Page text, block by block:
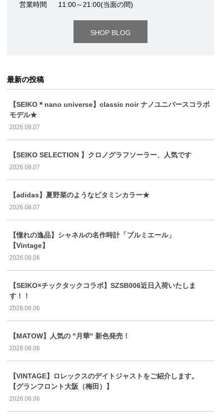
営業時間 11:00～21:00(当面の間)
SHOP BLOG
最新の投稿
【SEIKO＊nano universe】classic noir ナノユニバースコラボ
モデル★
2026.08.07
【SEIKO SELECTION 】クロノグラフソーラー、人気です
2026.08.07
【adidas】夏野菜のようなビタミンカラー★
2026.08.07
【憧れの逸品】シャネルの名作時計「プルミエール」
【Vintage】
2026.08.06
【SEIKO×チックタックコラボ】SZSB006近日入荷いたしま
す！！
2026.08.06
【MATOW】人気の "月華" 新色発売！
2026.08.06
【VINTAGE】ロレックスのデイトジャストをご紹介します。
【グランフロント大阪（梅田）】
2026.08.06